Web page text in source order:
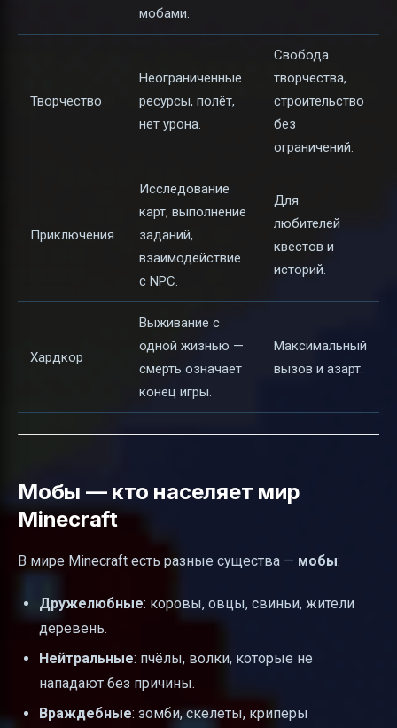
мобами.
Творчество
Неограниченные
ресурсы, полёт,
нет урона.
Свобода
творчества,
строительство
без
ограничений.
Приключения
Исследование
карт, выполнение
заданий,
взаимодействие
с NPC.
Для
любителей
квестов и
историй.
Хардкор
Выживание с
одной жизнью —
смерть означает
конец игры.
Максимальный
вызов и азарт.
Мобы — кто населяет мир
Minecraft
В мире Minecraft есть разные существа — мобы:
Дружелюбные: коровы, овцы, свиньи, жители
деревень.
Нейтральные: пчёлы, волки, которые не
нападают без причины.
Враждебные: зомби, скелеты, криперы